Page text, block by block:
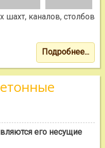
шахт, каналов, столбов
Подробнее...
его несущие